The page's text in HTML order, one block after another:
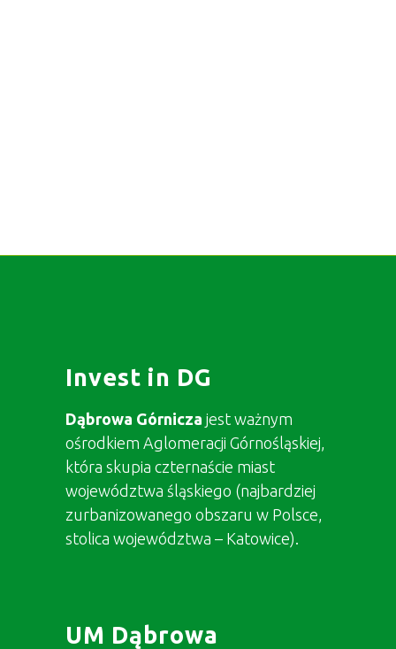
Invest in DG
Dąbrowa Górnicza jest ważnym
ośrodkiem Aglomeracji Górnośląskiej,
która skupia czternaście miast
województwa śląskiego (najbardziej
zurbanizowanego obszaru w Polsce,
stolica województwa – Katowice).
UM Dąbrowa